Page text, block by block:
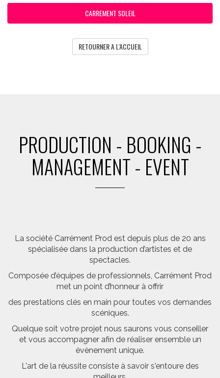
CARREMENT SOLEIL
RETOURNER A L'ACCUEIL
PRODUCTION - BOOKING -
MANAGEMENT - EVENT
La société Carrément Prod est depuis plus de 20 ans
spécialisée dans la production d’artistes et de
spectacles.
Composée d’équipes de professionnels, Carrément Prod
met un point d’honneur à offrir
des prestations clés en main pour toutes vos demandes
scéniques.
Quelque soit votre projet nous saurons vous conseiller
et vous accompagner afin de réaliser ensemble un
évènement unique.
L'art de la réussite consiste à savoir s'entoure des